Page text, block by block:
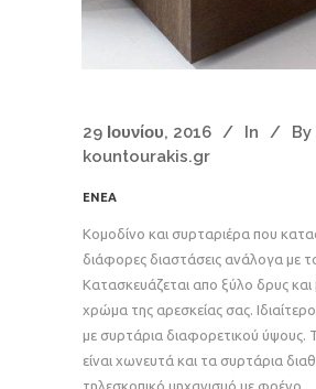
29 Ιουνίου, 2016 In
By
kountourakis.gr
ENEA
Κομοδίνο και συρταριέρα που
διάφορες διαστάσεις ανάλογα με
Κατασκευάζεται απο ξύλο δρυς
χρώμα της αρεσκείας σας.
με συρτάρια διαφορετικού ύψους.
είναι χωνευτά και τα συρτάρια
τηλεσκοπικό μηχανισμό με φρένο.